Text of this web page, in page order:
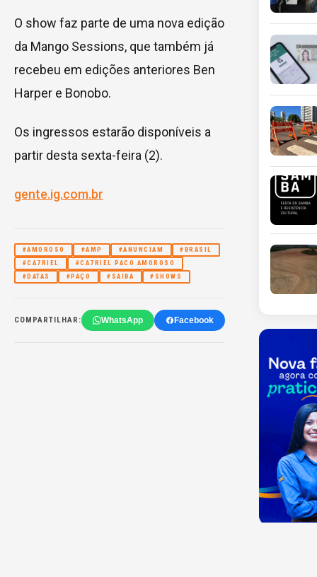
O show faz parte de uma nova edição
da Mango Sessions, que também já
recebeu em edições anteriores Ben
Harper e Bonobo.
Os ingressos estarão disponíveis a
partir desta sexta-feira (2).
gente.ig.com.br
#AMOROSO #AMP #ANUNCIAM
#BRASIL
#CA7RIEL
#CA7RIEL PACO AMOROSO
#DATAS
#PAÇO #SAIBA #SHOWS
COMPARTILHAR: WhatsApp Facebook